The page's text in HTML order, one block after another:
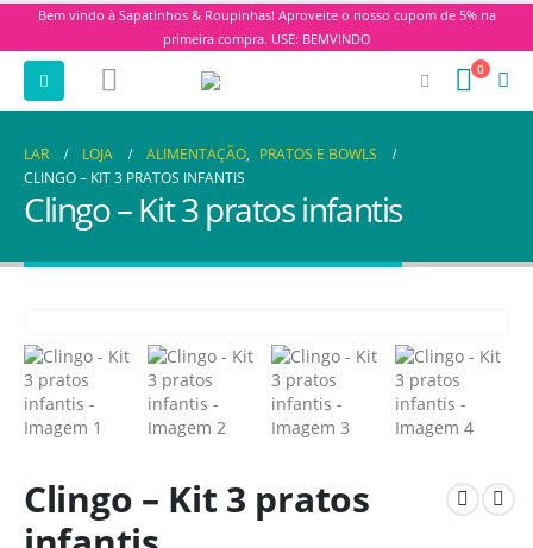
Bem vindo à Sapatinhos & Roupinhas! Aproveite o nosso cupom de 5% na
primeira compra. USE: BEMVINDO
0
LAR LOJA ALIMENTAÇÃO, PRATOS E BOWLS
CLINGO – KIT 3 PRATOS INFANTIS
Clingo – Kit 3 pratos infantis
Clingo – Kit 3 pratos